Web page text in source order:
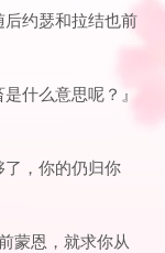
约瑟和拉结也前
什么意思呢？』
，你的仍归你
蒙恩，就求你从